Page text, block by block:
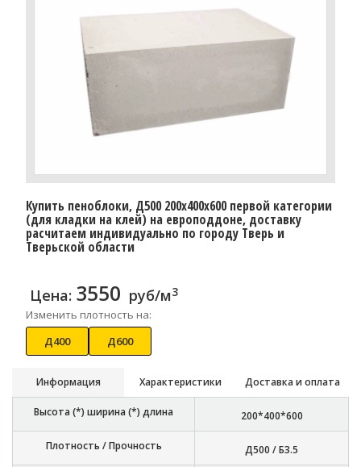
Купить пеноблоки, Д500 200x400x600 первой категории
(для кладки на клей) на европоддоне, доставку
расчитаем индивидуально по городу Тверь и
Тверьской области
Цена: 3550 руб/м3
Изменить плотность на:
Д400
Д600
Информация Характеристики Доставка и оплата
Высота (*) ширина (*) длина 200*400*600
Плотность / Прочность Д500 / Б3.5